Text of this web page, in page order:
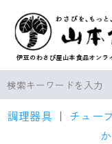
調理器具 ｜ チュー